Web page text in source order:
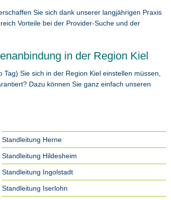
Sie sich dank unserer langjährigen Praxis
Vorteile bei der Provider-Suche und der
in der Region Kiel
Sie sich in der Region Kiel einstellen müssen,
Dazu können Sie ganz einfach unseren
Standleitung Herne
Standleitung Hildesheim
Standleitung Ingolstadt
Standleitung Iserlohn